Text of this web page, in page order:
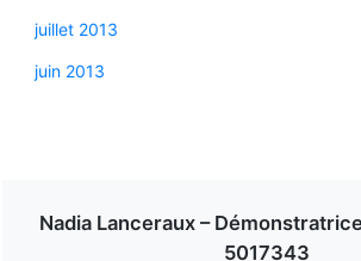
juillet 2013
juin 2013
Nadia Lanceraux –
5017343